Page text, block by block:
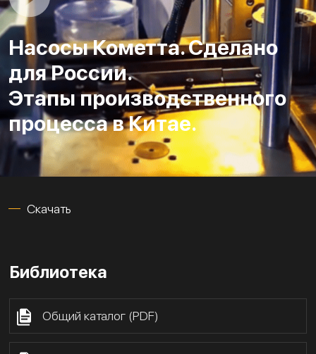
Насосы Кометта. Сделано
для России.
Этапы производственного
процесса в Китае.
Скачать
Библиотека
Общий каталог (PDF)